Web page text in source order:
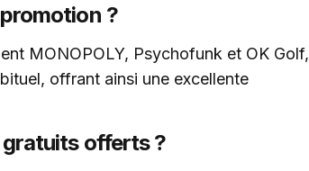
?
MONOPOLY, Psychofunk et OK Golf,
offrant ainsi une excellente
offerts ?